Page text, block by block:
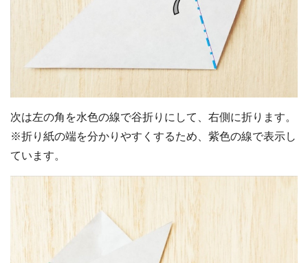
次は左の角を水色の線で谷折りにして、右側に折ります。
※折り紙の端を分かりやすくするため、紫色の線で表示し
ています。